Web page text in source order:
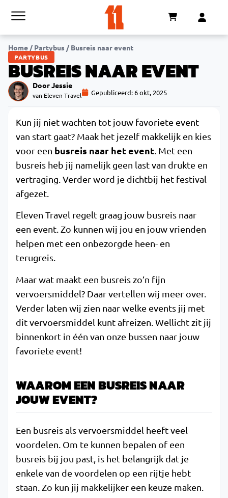
Home /Partybus /Busreis naar event
PARTYBUS
BUSREIS NAAR EVENT
Door Jessie
van Eleven Travel Gepubliceerd:6 okt, 2025
Kun jij niet wachten tot jouw favoriete event
van start gaat? Maak het jezelf makkelijk en kies
voor een busreis naar het event . Met een
busreis heb jij namelijk geen last van drukte en
vertraging. Verder word je dichtbij het festival
afgezet.
Eleven Travel regelt graag jouw busreis naar
een event. Zo kunnen wij jou en jouw vrienden
helpen met een onbezorgde heen- en
terugreis.
Maar wat maakt een busreis zo’n fijn
vervoersmiddel? Daar vertellen wij meer over.
Verder laten wij zien naar welke events jij met
dit vervoersmiddel kunt afreizen. Wellicht zit jij
binnenkort in één van onze bussen naar jouw
favoriete event!
WAAROM EEN BUSREIS NAAR
JOUW EVENT?
Een busreis als vervoersmiddel heeft veel
voordelen. Om te kunnen bepalen of een
busreis bij jou past, is het belangrijk dat je
enkele van de voordelen op een rijtje hebt
staan. Zo kun jij makkelijker een keuze maken.